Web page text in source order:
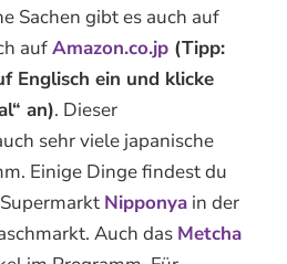
Sachen gibt es auch auf
aufAmazon.co.jp (Tipp:
Englisch ein und klicke
an). Dieser
sehr viele japanische
Einige Dinge findest du
Nipponya in der
Auch das Metcha